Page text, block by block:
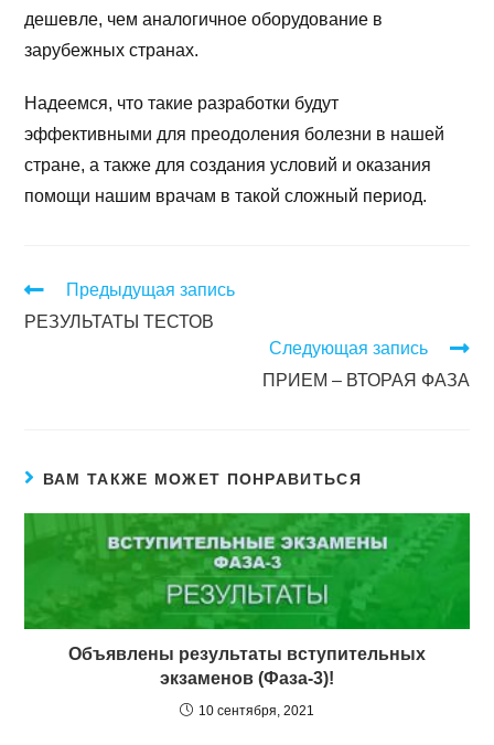
дешевле, чем аналогичное оборудование в
зарубежных странах.
Надеемся, что такие разработки будут
эффективными для преодоления болезни в нашей
стране, а также для создания условий и оказания
помощи нашим врачам в такой сложный период.
Предыдущая запись
РЕЗУЛЬТАТЫ ТЕСТОВ
Следующая запись
ПРИЕМ – ВТОРАЯ ФАЗА
ВАМ ТАКЖЕ МОЖЕТ ПОНРАВИТЬСЯ
Объявлены результаты вступительных
экзаменов (Фаза-3)!
10 сентября, 2021